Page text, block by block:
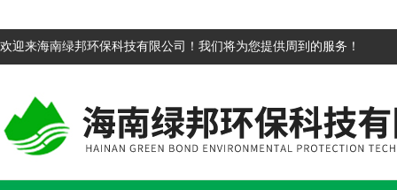
欢迎来海南绿邦环保科技有限公司！我们将为您提供周到的服务！